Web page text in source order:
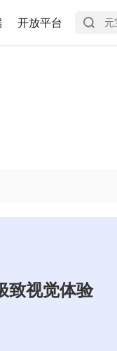
开放平台
致视觉体验